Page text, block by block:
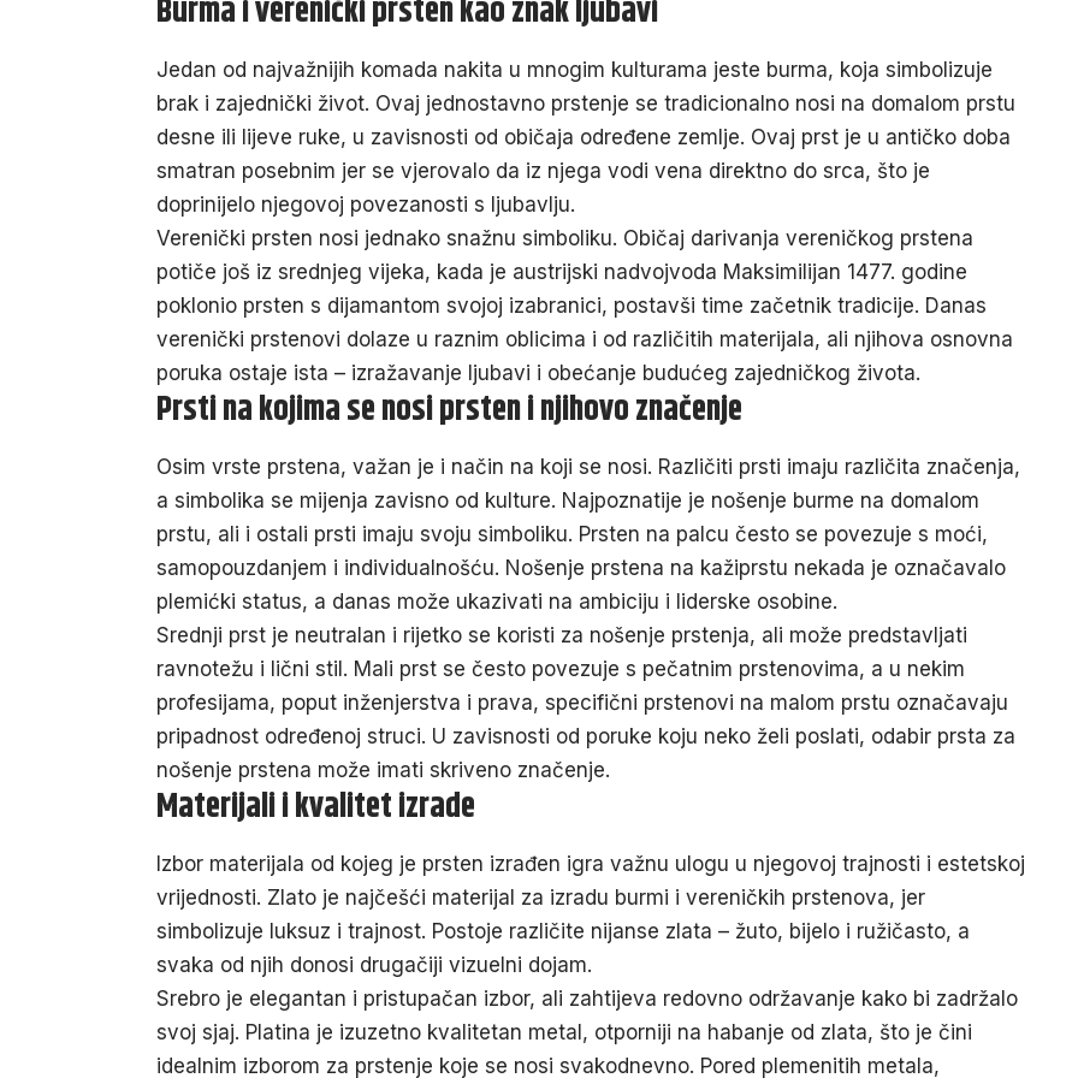
Burma i verenički prsten kao znak ljubavi
Jedan od najvažnijih komada nakita u mnogim kulturama jeste burma, koja simbolizuje
brak i zajednički život. Ovaj jednostavno prstenje se tradicionalno nosi na domalom prstu
desne ili lijeve ruke, u zavisnosti od običaja određene zemlje. Ovaj prst je u antičko doba
smatran posebnim jer se vjerovalo da iz njega vodi vena direktno do srca, što je
doprinijelo njegovoj povezanosti s ljubavlju.
Verenički prsten nosi jednako snažnu simboliku. Običaj darivanja vereničkog prstena
potiče još iz srednjeg vijeka, kada je austrijski nadvojvoda Maksimilijan 1477. godine
poklonio prsten s dijamantom svojoj izabranici, postavši time začetnik tradicije. Danas
verenički prstenovi dolaze u raznim oblicima i od različitih materijala, ali njihova osnovna
poruka ostaje ista – izražavanje ljubavi i obećanje budućeg zajedničkog života.
Prsti na kojima se nosi prsten i njihovo značenje
Osim vrste prstena, važan je i način na koji se nosi. Različiti prsti imaju različita značenja,
a simbolika se mijenja zavisno od kulture. Najpoznatije je nošenje burme na domalom
prstu, ali i ostali prsti imaju svoju simboliku. Prsten na palcu često se povezuje s moći,
samopouzdanjem i individualnošću. Nošenje prstena na kažiprstu nekada je označavalo
plemićki status, a danas može ukazivati na ambiciju i liderske osobine.
Srednji prst je neutralan i rijetko se koristi za nošenje prstenja, ali može predstavljati
ravnotežu i lični stil. Mali prst se često povezuje s pečatnim prstenovima, a u nekim
profesijama, poput inženjerstva i prava, specifični prstenovi na malom prstu označavaju
pripadnost određenoj struci. U zavisnosti od poruke koju neko želi poslati, odabir prsta za
nošenje prstena može imati skriveno značenje.
Materijali i kvalitet izrade
Izbor materijala od kojeg je prsten izrađen igra važnu ulogu u njegovoj trajnosti i estetskoj
vrijednosti. Zlato je najčešći materijal za izradu burmi i vereničkih prstenova, jer
simbolizuje luksuz i trajnost. Postoje različite nijanse zlata – žuto, bijelo i ružičasto, a
svaka od njih donosi drugačiji vizuelni dojam.
Srebro je elegantan i pristupačan izbor, ali zahtijeva redovno održavanje kako bi zadržalo
svoj sjaj. Platina je izuzetno kvalitetan metal, otporniji na habanje od zlata, što je čini
idealnim izborom za prstenje koje se nosi svakodnevno. Pored plemenitih metala,